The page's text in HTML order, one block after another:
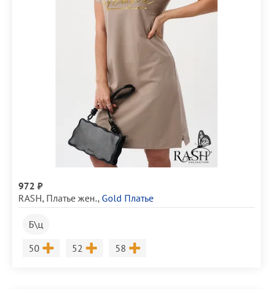
972 ₽
RASH, Платье жен., Gold Платье
Б\ц
Размер
50 Размер
52 Размер
58